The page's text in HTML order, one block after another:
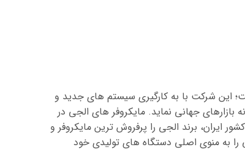
این شرکت با به کارگیری سیستم های جدید و
بازارهای جهانی نماید. مایکروفر های الجی در
ایران، برند الجی را پرفروش ترین مایکروفر و
را به منوی اصلی دستگاه های تولیدی خود